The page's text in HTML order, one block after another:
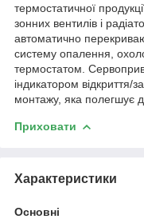
термостатичної
зонних вентилів і
автоматично
систему опалення,
термостатом.
індикатором відкриття/
монтажу, яка полегшує
Приховати
Характеристики
Основні